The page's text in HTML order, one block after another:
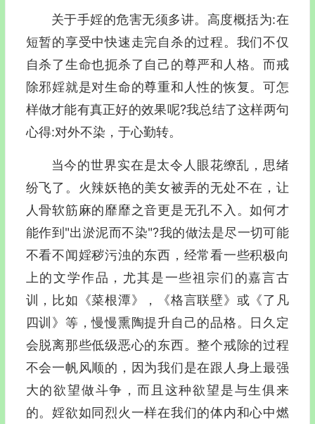
关于手婬的危害无须多讲。高度概括为:在
短暂的享受中快速走完自杀的过程。我们不仅
自杀了生命也扼杀了自己的尊严和人格。而戒
除邪婬就是对生命的尊重和人性的恢复。可怎
样做才能有真正好的效果呢?我总结了这样两句
心得:对外不染，于心勤转。
当今的世界实在是太令人眼花缭乱，思绪
纷飞了。火辣妖艳的美女被弄的无处不在，让
人骨软筋麻的靡靡之音更是无孔不入。如何才
能作到"出淤泥而不染"?我的做法是尽一切可能
不看不闻婬秽污浊的东西，经常看一些积极向
上的文学作品，尤其是一些祖宗们的嘉言古
训，比如《菜根潭》，《格言联壁》或《了凡
四训》等，慢慢熏陶提升自己的品格。日久定
会脱离那些低级恶心的东西。整个戒除的过程
不会一帆风顺的，因为我们是在跟人身上最强
大的欲望做斗争，而且这种欲望是与生俱来
的。婬欲如同烈火一样在我们的体内和心中燃